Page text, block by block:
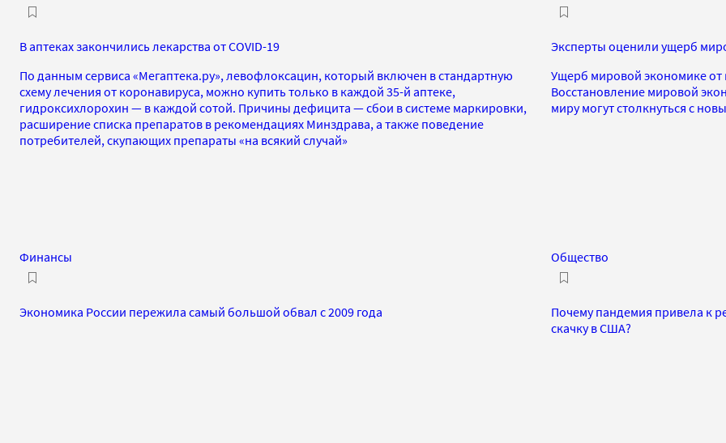
В аптеках закончились лекарства от COVID-19
По данным сервиса «Мегаптека.ру», левофлоксацин, который включен в стандартную
схему лечения от коронавируса, можно купить только в каждой 35-й аптеке,
гидроксихлорохин — в каждой сотой. Причины дефицита — сбои в системе маркировки,
расширение списка препаратов в рекомендациях Минздрава, а также поведение
потребителей, скупающих препараты «на всякий случай»
Эксперты оценили ущерб
Ущерб мировой экономике от
Восстановление мировой
миру могут столкнуться с
Финансы
Экономика России пережила самый большой обвал с 2009 года
Общество
Почему пандемия привела к
скачку в США?